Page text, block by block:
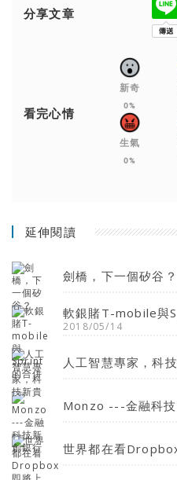
分享文章
看完心情
新奇
0%
生氣
0%
延伸閱讀
劍橋，下一個矽谷？
軟銀賭T-mobile與
2018/05/14
人工智慧專家，科
Monzo ---金融科
世界都在看